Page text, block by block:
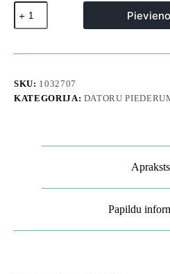
Aktīvs
irbulis
ar
nomaināmiem
X9S
-
SKU: 1032707
KATEGORIJA: DATORU
Apraksts
Papildu